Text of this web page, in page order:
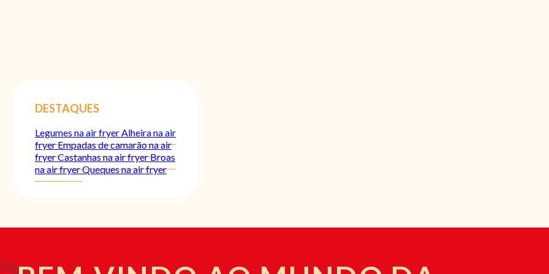
DESTAQUES
Legumes na air fryerAlheira na air
fryerEmpadas de camarão na air
fryerCastanhas na air fryerBroas
na air fryerQueques na air fryer